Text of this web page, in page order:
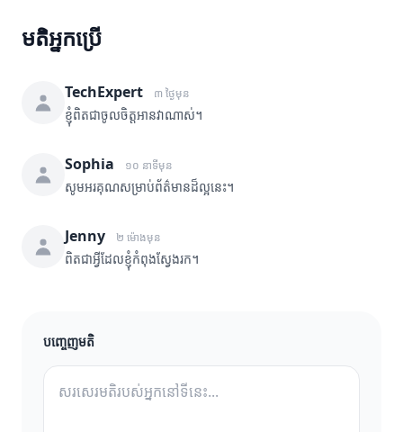
មតិអ្នកប្រើ
TechExpert ៣ ថ្ងៃមុន
ខ្ញុំពិតជាចូលចិត្តអានវាណាស់។
Sophia ១០ នាទីមុន
សូមអរគុណសម្រាប់ព័ត៌មានដ៏ល្អនេះ។
Jenny ២ ម៉ោងមុន
ពិតជាអ្វីដែលខ្ញុំកំពុងស្វែងរក។
បញ្ចេញមតិ